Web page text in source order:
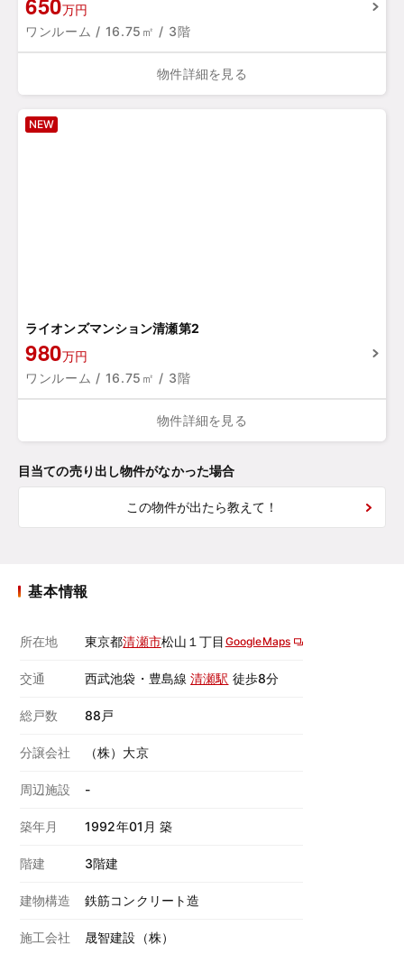
万円
ワンルーム / 16.75㎡ / 3階
物件詳細を見る
NEW
ライオンズマンション清瀬第2
980万円
ワンルーム / 16.75㎡ / 3階
物件詳細を見る
目当ての売り出し物件がなかった場合
この物件が出たら教えて！
基本情報
所在地 東京都清瀬市松山１丁目 GoogleMaps
交通 西武池袋・豊島線清瀬駅 徒歩8分
総戸数 88戸
分譲会社 （株）大京
周辺施設 -
築年月 1992年01月 築
階建 3階建
建物構造 鉄筋コンクリート造
施工会社 晟智建設（株）